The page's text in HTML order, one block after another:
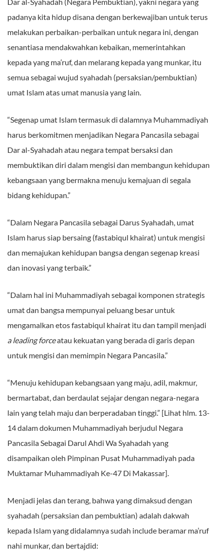
padanya kita hidup disana dengan berkewajiban untuk terus
melakukan perbaikan-perbaikan untuk negara ini, dengan
senantiasa mendakwahkan kebaikan, memerintahkan
kepada yang ma’ruf, dan melarang kepada yang munkar, itu
semua sebagai wujud syahadah (persaksian/pembuktian)
umat Islam atas umat manusia yang lain.
“Segenap umat Islam termasuk di dalamnya Muhammadiyah
harus berkomitmen menjadikan Negara Pancasila sebagai
Dar al-Syahadah atau negara tempat bersaksi dan
membuktikan diri dalam mengisi dan membangun kehidupan
kebangsaan yang bermakna menuju kemajuan di segala
bidang kehidupan.”
“Dalam Negara Pancasila sebagai Darus Syahadah, umat
Islam harus siap bersaing (fastabiqul khairat) untuk mengisi
dan memajukan kehidupan bangsa dengan segenap kreasi
dan inovasi yang terbaik.”
“Dalam hal ini Muhammadiyah sebagai komponen strategis
umat dan bangsa mempunyai peluang besar untuk
mengamalkan etos fastabiqul khairat itu dan tampil menjadi
a leading forceatau kekuatan yang berada di garis depan
untuk mengisi dan memimpin Negara Pancasila.”
“Menuju kehidupan kebangsaan yang maju, adil, makmur,
bermartabat, dan berdaulat sejajar dengan negara-negara
lain yang telah maju dan berperadaban tinggi.” [Lihat hlm. 13-
14 dalam dokumen Muhammadiyah berjudul Negara
Pancasila Sebagai Darul Ahdi Wa Syahadah yang
disampaikan oleh Pimpinan Pusat Muhammadiyah pada
Muktamar Muhammadiyah Ke-47 Di Makassar].
Menjadi jelas dan terang, bahwa yang dimaksud dengan
syahadah (persaksian dan pembuktian) adalah dakwah
kepada Islam yang didalamnya sudah include beramar ma’ruf
nahi munkar, dan bertajdid: